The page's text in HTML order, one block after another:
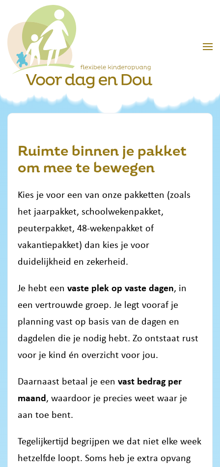
Skip to main content
Ruimte binnen je pakket
om mee te bewegen
Kies je voor een van onze pakketten (zoals
het jaarpakket, schoolwekenpakket,
peuterpakket, 48-wekenpakket of
vakantiepakket) dan kies je voor
duidelijkheid en zekerheid.
Je hebt een vaste plek op vaste dagen, in
een vertrouwde groep. Je legt vooraf je
planning vast op basis van de dagen en
dagdelen die je nodig hebt. Zo ontstaat rust
voor je kind én overzicht voor jou.
Daarnaast betaal je een vast bedrag per
maand, waardoor je precies weet waar je
aan toe bent.
Tegelijkertijd begrijpen we dat niet elke week
hetzelfde loopt. Soms heb je extra opvang